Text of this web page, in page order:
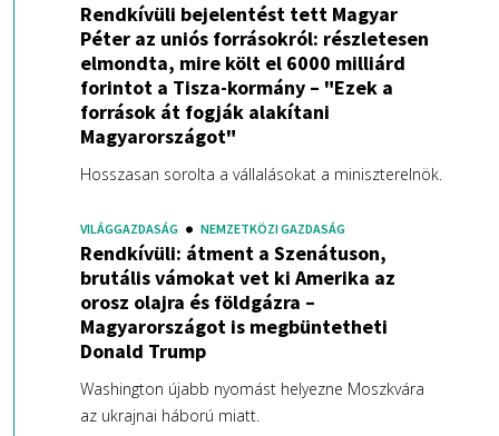
Rendkívüli bejelentést tett Magyar
Péter az uniós forrásokról: részletesen
elmondta, mire költ el 6000 milliárd
forintot a Tisza-kormány – "Ezek a
források át fogják alakítani
Magyarországot"
Hosszasan sorolta a vállalásokat a miniszterelnök.
VILÁGGAZDASÁG NEMZETKÖZI GAZDASÁG
Rendkívüli: átment a Szenátuson,
brutális vámokat vet ki Amerika az
orosz olajra és földgázra –
Magyarországot is megbüntetheti
Donald Trump
Washington újabb nyomást helyezne Moszkvára
az ukrajnai háború miatt.